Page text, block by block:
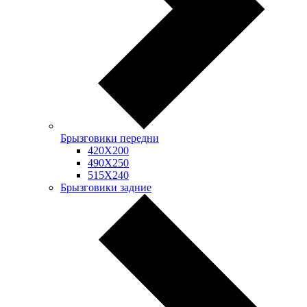
Брызговики передни
420Х200
490Х250
515Х240
Брызговики задние